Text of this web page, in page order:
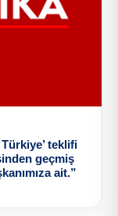
teklifi
geçmiş
ait.”